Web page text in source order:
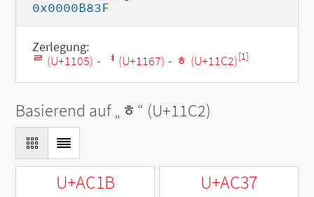
0x0000B83F
Zerlegung:
ᄅ (U+1105) - ᅧ (U+1167) - ᇂ (U+11C2)[1]
Basierend auf „ ᇂ “ (U+11C2)
U+AC1B U+AC37